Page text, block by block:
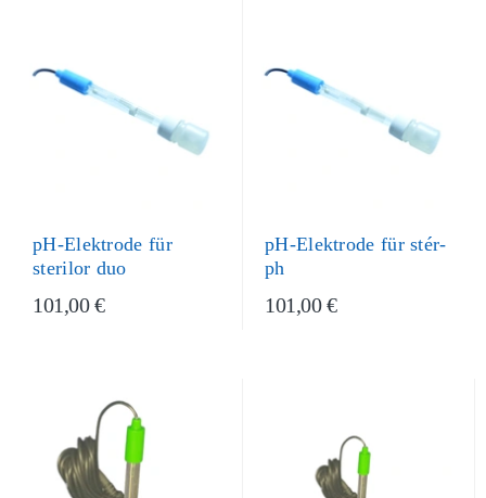
pH-Elektrode für
sterilor duo
101,00 €
pH-Elektrode für stér-
ph
101,00 €